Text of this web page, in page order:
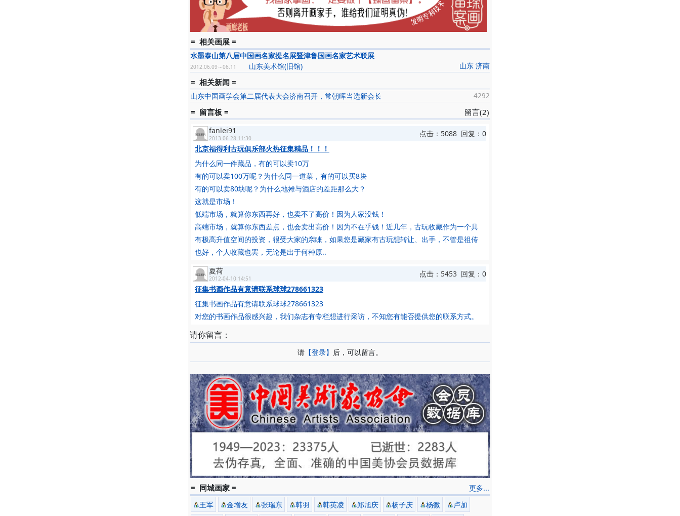
= 相关画展 =
水墨泰山第八届中国画名家提名展暨津鲁国画名家艺术联展
山东 济南
2012.06.09～06.11 山东美术馆(旧馆)
= 相关新闻 =
4292
山东中国画学会第二届代表大会济南召开，常朝晖当选新会长
留言(2)
= 留言板 =
fanlei91
2013-06-28 11:30
点击：5088 回复：0
北京福得利古玩俱乐部火热征集精品！！！
为什么同一件藏品，有的可以卖10万
有的可以卖100万呢？为什么同一道菜，有的可以买8块
有的可以卖80块呢？为什么地摊与酒店的差距那么大？
这就是市场！
低端市场，就算你东西再好，也卖不了高价！因为人家没钱！
高端市场，就算你东西差点，也会卖出高价！因为不在乎钱！近几年，古玩收藏作为一个具
有极高升值空间的投资，很受大家的亲睐，如果您是藏家有古玩想转让、出手，不管是祖传
也好，个人收藏也罢，无论是出于何种原..
夏荷
2012-04-10 14:51
点击：5453 回复：0
征集书画作品有意请联系球球278661323
征集书画作品有意请联系球球278661323
对您的书画作品很感兴趣，我们杂志有专栏想进行采访，不知您有能否提供您的联系方式。
请你留言：
请 【登录】 后，可以留言。
更多...
= 同城画家 =
王军 金增友 张瑞东 韩羽 韩英凌 郑旭庆 杨子庆 杨微 卢加